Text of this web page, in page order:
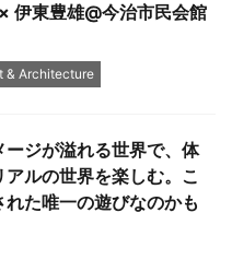
伊東豊雄@今治市民会館
& Architecture
ジが溢れる世界で、体
ルの世界を楽しむ。こ
た唯一の遊びなのかも